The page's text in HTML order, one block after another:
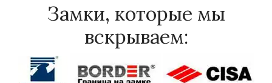
Замки, которые мы
вскрываем: